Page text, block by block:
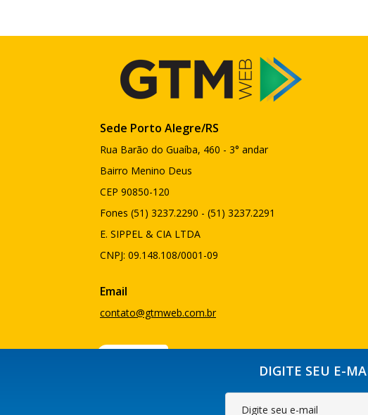
Sede Porto Alegre/RS
Rua Barão do Guaíba, 460 - 3° andar
Bairro Menino Deus
CEP 90850-120
Fones (51) 3237.2290 - (51) 3237.2291
E. SIPPEL & CIA LTDA
CNPJ: 09.148.108/0001-09
Email
contato@gtmweb.com.br
DIGITE SEU E-